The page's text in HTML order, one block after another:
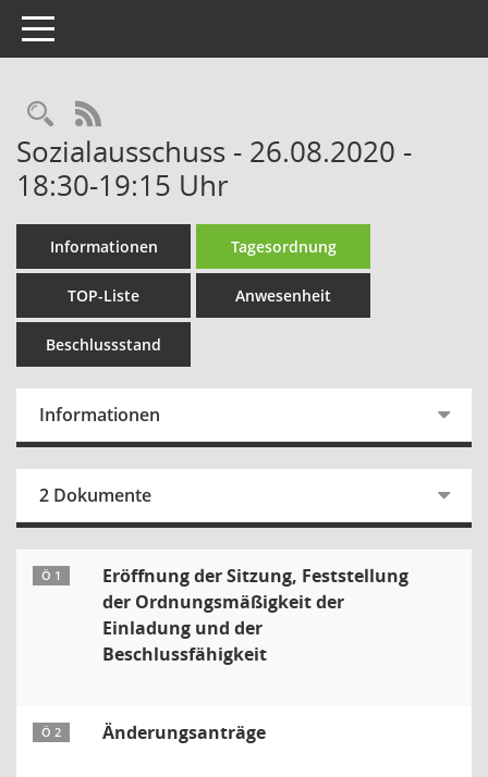
Toggle navigation
Rechercheauswahl
RSS-Feed
Sozialausschuss - 26.08.2020 -
18:30-19:15 Uhr
Informationen Tagesordnung
TOP-Liste Anwesenheit
Beschlussstand
Informationen
2 Dokumente
Ö 1
Eröffnung der Sitzung, Feststellung
der Ordnungsmäßigkeit der
Einladung und der
Beschlussfähigkeit
Ö 2 Änderungsanträge